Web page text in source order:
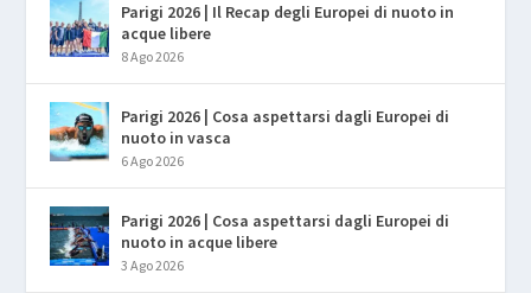
Parigi 2026 | Il Recap degli Europei di nuoto in
acque libere
8 Ago 2026
Parigi 2026 | Cosa aspettarsi dagli Europei di
nuoto in vasca
6 Ago 2026
Parigi 2026 | Cosa aspettarsi dagli Europei di
nuoto in acque libere
3 Ago 2026